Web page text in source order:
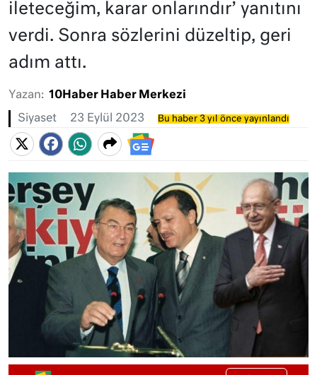
ileteceğim, karar onlarındır’ yanıtını
verdi. Sonra sözlerini düzeltip, geri
adım attı.
Yazan: 10Haber Haber Merkezi
Siyaset 23 Eylül 2023 Bu haber 3 yıl önce yayınlandı